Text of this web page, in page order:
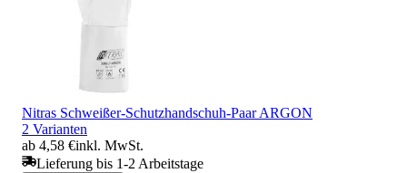
Nitras Schweißer-Schutzhandschuh-Paar ARGON
2 Varianten
ab 4,58 €inkl. MwSt.
Lieferung bis 1-2 Arbeitstage